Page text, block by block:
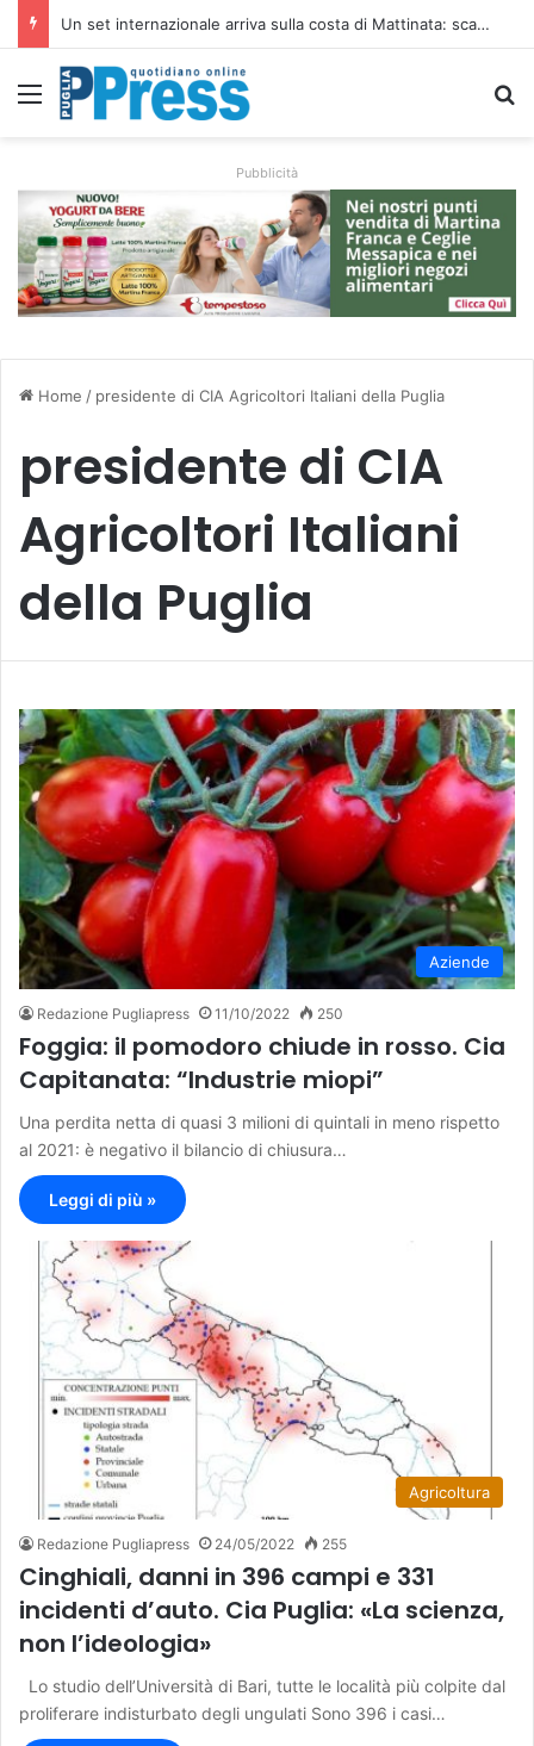
Ombrelloni lasciati sulle spiagge libere, controlli a Vieste e Peschici: liberati oltre 5mila metri quadrati
Menu
Pubblicità
Home / presidente di CIA Agricoltori Italiani della Puglia
presidente di CIA
Agricoltori Italiani
della Puglia
Aziende
Redazione Pugliapress 11/10/2022 250
Foggia: il pomodoro chiude in rosso. Cia
Capitanata: “Industrie miopi”
Una perdita netta di quasi 3 milioni di quintali in meno rispetto
al 2021: è negativo il bilancio di chiusura…
Leggi di più »
Agricoltura
Redazione Pugliapress 24/05/2022 255
Cinghiali, danni in 396 campi e 331
incidenti d’auto. Cia Puglia: «La scienza,
non l’ideologia»
Lo studio dell’Università di Bari, tutte le località più colpite dal
proliferare indisturbato degli ungulati Sono 396 i casi…